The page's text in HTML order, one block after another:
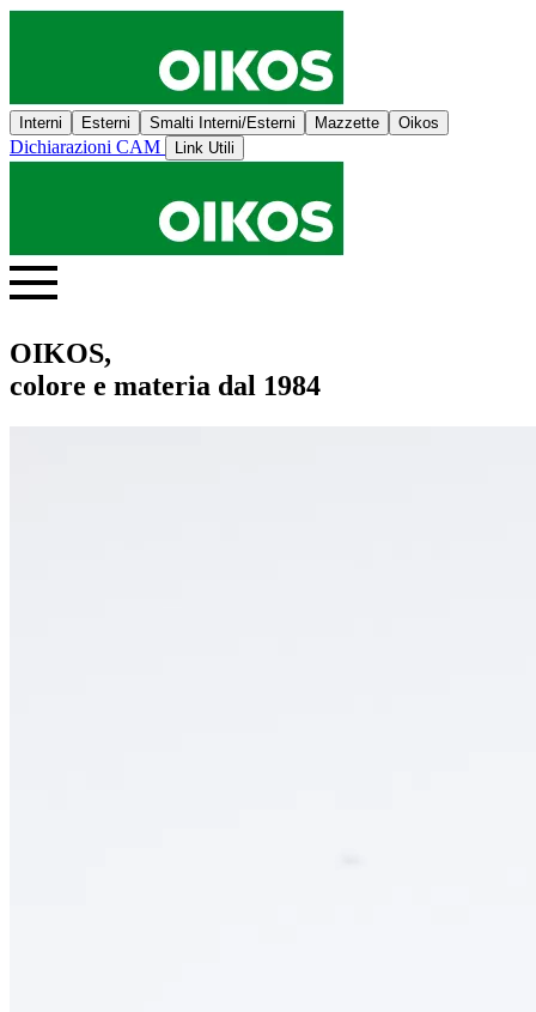
Interni Esterni Smalti Interni/Esterni Mazzette Oikos
Dichiarazioni CAM Link Utili
OIKOS,
colore e materia dal 1984